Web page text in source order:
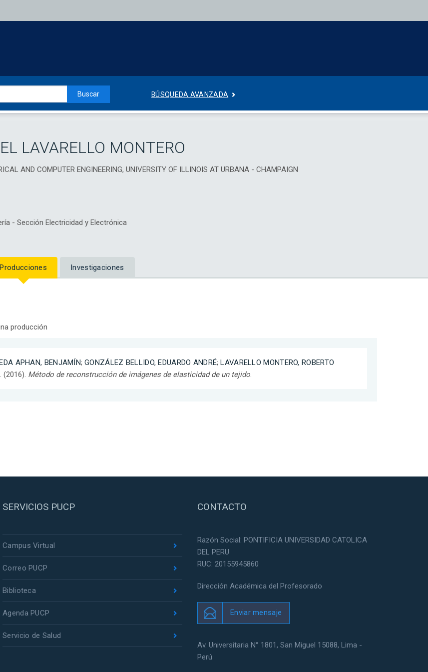
Buscar BÚSQUEDA AVANZADA
LAVARELLO MONTERO
AND COMPUTER ENGINEERING, UNIVERSITY OF ILLINOIS AT URBANA - CHAMPAIGN
- Sección Electricidad y Electrónica
Producciones Investigaciones
producción
APHAN, BENJAMÍN; GONZÁLEZ BELLIDO, EDUARDO ANDRÉ; LAVARELLO MONTERO, ROBERTO
. (2016). Método de reconstrucción de imágenes de elasticidad de un tejido.
SERVICIOS PUCP
Campus Virtual
Correo PUCP
Biblioteca
Agenda PUCP
Servicio de Salud
CONTACTO
Razón Social: PONTIFICIA UNIVERSIDAD CATOLICA
DEL PERU
RUC: 20155945860
Dirección Académica del Profesorado
Enviar mensaje
Av. Universitaria N° 1801, San Miguel 15088, Lima -
Perú